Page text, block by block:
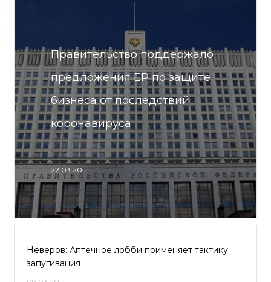
Правительство поддержало
предложения ЕР по защите
бизнеса от последствий
коронавируса
22.03.20
Неверов: Аптечное лобби применяет тактику
запугивания